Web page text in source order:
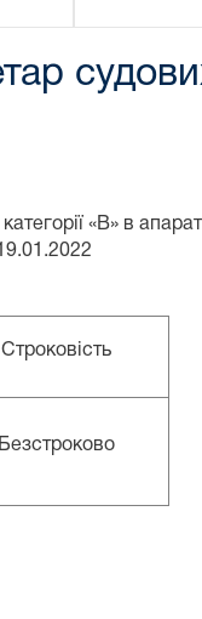
«В» в
Строковість
Безстроково